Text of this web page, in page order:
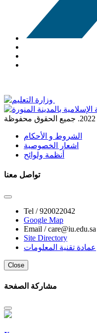
2022
الشروط و الأحكام
اشعار الخصوصية
أنظمة ولوائح
تواصل معنا
Tel /920022042
Google Map
Email /care@iu.edu.sa
Site Directory
عمادة تقنية المعلومات
Close
مشاركة الصفحة